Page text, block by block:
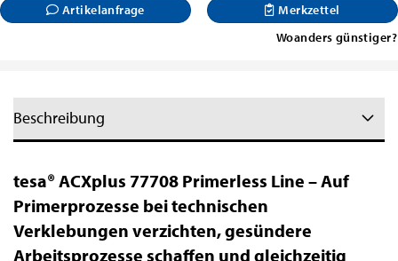
Artikelanfrage
Merkzettel
Woanders günstiger?
Beschreibung
tesa® ACXplus 77708 Primerless Line – Auf
Primerprozesse bei technischen
Verklebungen verzichten, gesündere
Arbeitsprozesse schaffen und gleichzeitig